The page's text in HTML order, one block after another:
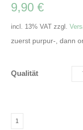
9,90€
incl. 13% VAT zzgl.
zuerst purpur-, dann
Qualität
Echinacea